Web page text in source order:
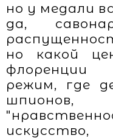
но у медали
да,
но какой
флоренции
режим, где